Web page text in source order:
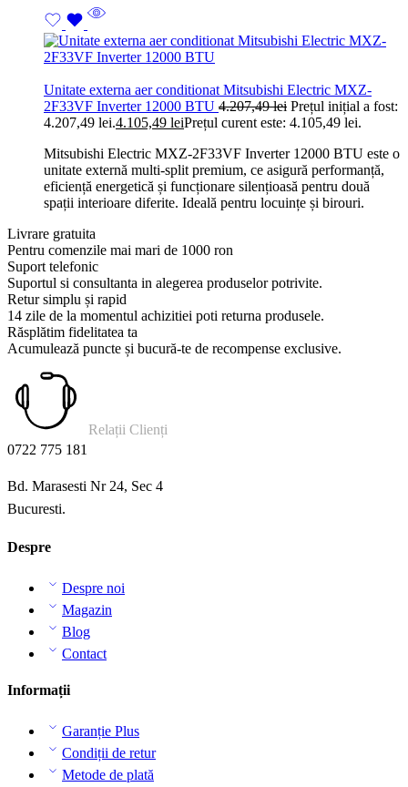
Unitate externa aer conditionat Mitsubishi Electric MXZ-
2F33VF Inverter 12000 BTU 4.207,49lei Prețul inițial a fost:
4.207,49 lei.4.105,49 leiPrețul curent este: 4.105,49 lei.
Mitsubishi Electric MXZ-2F33VF Inverter 12000 BTU este o
unitate externă multi-split premium, ce asigură performanță,
eficiență energetică și funcționare silențioasă pentru două
spații interioare diferite. Ideală pentru locuințe și birouri.
Livrare gratuita
Pentru comenzile mai mari de 1000 ron
Suport telefonic
Suportul si consultanta in alegerea produselor potrivite.
Retur simplu și rapid
14 zile de la momentul achizitiei poti returna produsele.
Răsplătim fidelitatea ta
Acumulează puncte și bucură-te de recompense exclusive.
Relații Clienți
0722 775 181
Bd. Marasesti Nr 24, Sec 4
Bucuresti.
Despre
Despre noi
Magazin
Blog
Contact
Informații
Garanție Plus
Condiții de retur
Metode de plată